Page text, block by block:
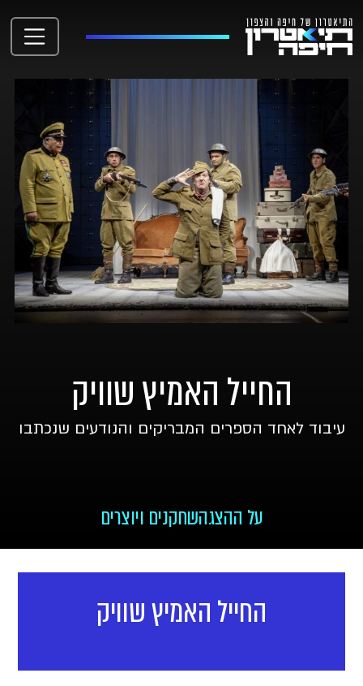
החייל האמיץ שוויק
עיבוד לאחד הספרים המבריקים והנודעים שנכתבו
שחקנים ויוצריםעל ההצגה
החייל האמיץ שוויק